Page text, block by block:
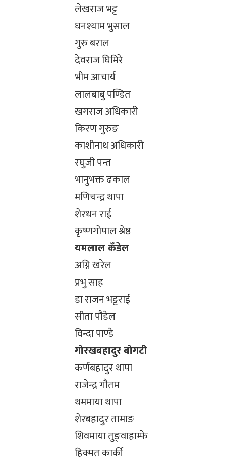
लेखराज भट्ट
घनश्याम भुसाल
गुरु बराल
देवराज घिमिरे
भीम आचार्य
लालबाबु पण्डित
खगराज अधिकारी
किरण गुरुङ
काशीनाथ अधिकारी
रघुजी पन्त
भानुभक्त ढकाल
मणिचन्द्र थापा
शेरधन राई
कृष्णगोपाल श्रेष्ठ
यमलाल कँडेल
अग्नि खरेल
प्रभु साह
डा राजन भट्टराई
सीता पौडेल
विन्दा पाण्डे
गोरखबहादुर बोगटी
कर्णबहादुर थापा
राजेन्द्र गौतम
थममाया थापा
शेरबहादुर तामाङ
शिवमाया तुङ्वाहाम्फे